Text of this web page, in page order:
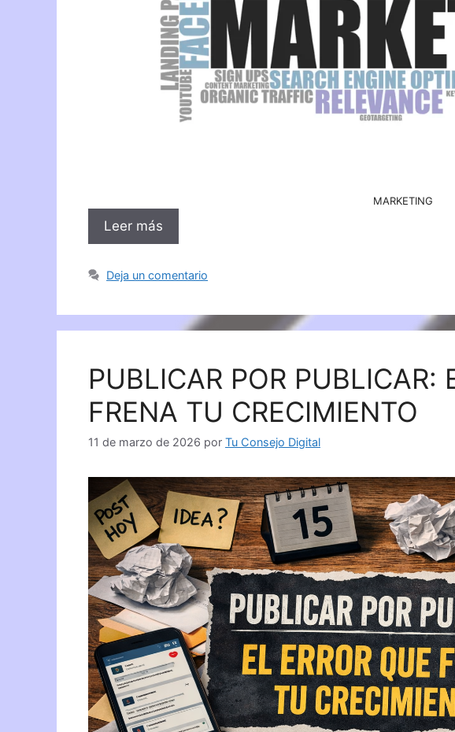
MARKETING
Leer más
Deja un comentario
PUBLICAR POR PUBLICAR:
FRENA TU CRECIMIENTO
11 de marzo de 2026 por Tu Consejo Digital